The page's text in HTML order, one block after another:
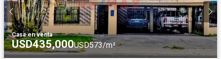
Casa·en venta
USD435,000USD573/m²